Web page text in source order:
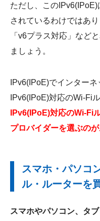
ただし、この
されているわけではあ
「v6プラス対応」など
ましょう。
IPv6(IPoE)でインターネ
IPv6(IPoE)対応のWi-Fi
IPv6(IPoE)対応のWi-Fi
プロバイダーを選ぶのが
スマホ・パソコ
ル・ルーターを
スマホやパソコン、タ